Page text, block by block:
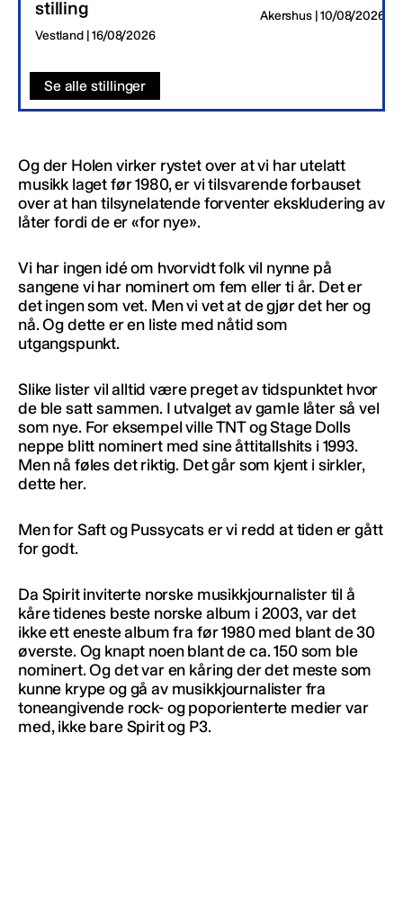
stilling
Vestland | 16/08/2026
Akershus | 10/08/2026
Se alle stillinger
Og der Holen virker rystet over at vi har utelatt
musikk laget før 1980, er vi tilsvarende forbauset
over at han tilsynelatende forventer ekskludering av
låter fordi de er «for nye».
Vi har ingen idé om hvorvidt folk vil nynne på
sangene vi har nominert om fem eller ti år. Det er
det ingen som vet. Men vi vet at de gjør det her og
nå. Og dette er en liste med nåtid som
utgangspunkt.
Slike lister vil alltid være preget av tidspunktet hvor
de ble satt sammen. I utvalget av gamle låter så vel
som nye. For eksempel ville TNT og Stage Dolls
neppe blitt nominert med sine åttitallshits i 1993.
Men nå føles det riktig. Det går som kjent i sirkler,
dette her.
Men for Saft og Pussycats er vi redd at tiden er gått
for godt.
Da Spirit inviterte norske musikkjournalister til å
kåre tidenes beste norske album i 2003, var det
ikke ett eneste album fra før 1980 med blant de 30
øverste. Og knapt noen blant de ca. 150 som ble
nominert. Og det var en kåring der det meste som
kunne krype og gå av musikkjournalister fra
toneangivende rock- og poporienterte medier var
med, ikke bare Spirit og P3.